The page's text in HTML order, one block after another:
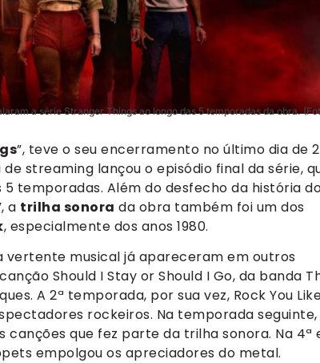
a série Stranger Things ao longo das 5 temporadas da obra.
”, teve o seu encerramento no último dia de
streaming lançou o episódio final da série,
temporadas. Além do desfecho da história
a trilha sonora da obra também foi um dos
, especialmente dos anos 1980.
vertente musical já apareceram em outros
Should I Stay or Should I Go, da banda
A 2ª temporada, por sua vez, Rock You
rockeiros. Na temporada seguinte,
canções que fez parte da trilha sonora. Na 4ª
empolgou os apreciadores do metal.